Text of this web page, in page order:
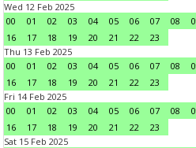
Wed 12 Feb 2025
00
01 02 03 04 05 06 07 08
16
17 18 19 20 21 22
23
Thu 13 Feb 2025
00
01 02 03 04 05 06 07 08
16
17 18 19 20 21 22
23
Fri 14 Feb 2025
00
01 02 03 04 05 06 07 08
16
17 18 19 20 21 22
23
Sat 15 Feb 2025